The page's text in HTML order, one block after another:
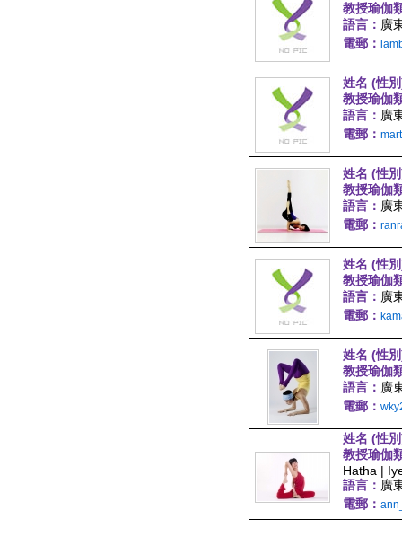
教授瑜伽
語言： 廣
電郵：
姓名 (性
教授瑜伽
語言： 廣
電郵：
姓名 (性
教授瑜伽
語言： 廣
電郵：
姓名 (性
教授瑜伽
語言： 廣
電郵：
姓名 (性
教授瑜伽
語言： 廣
電郵：
姓名 (性
教授瑜伽
Hatha |
語言： 廣
電郵：